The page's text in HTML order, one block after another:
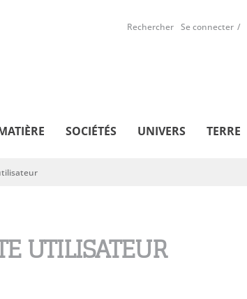
Rechercher Se connecter
SOCIÉTÉS UNIVERS TERRE
UTILISATEUR